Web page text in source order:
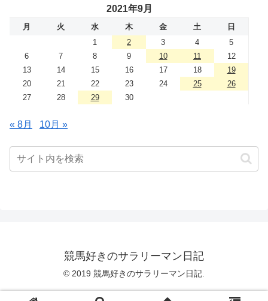
2021年9月
月 火 水 木 金 土
日
1
2 3 4
5
6
7 8 9 10 11
12
13
14 15 16 17 18
19
20
21 22 23 24 25
26
27
28 29 30
« 8月 10月 »
競馬好きのサラリーマン日記
© 2019 競馬好きのサラリーマン日記.